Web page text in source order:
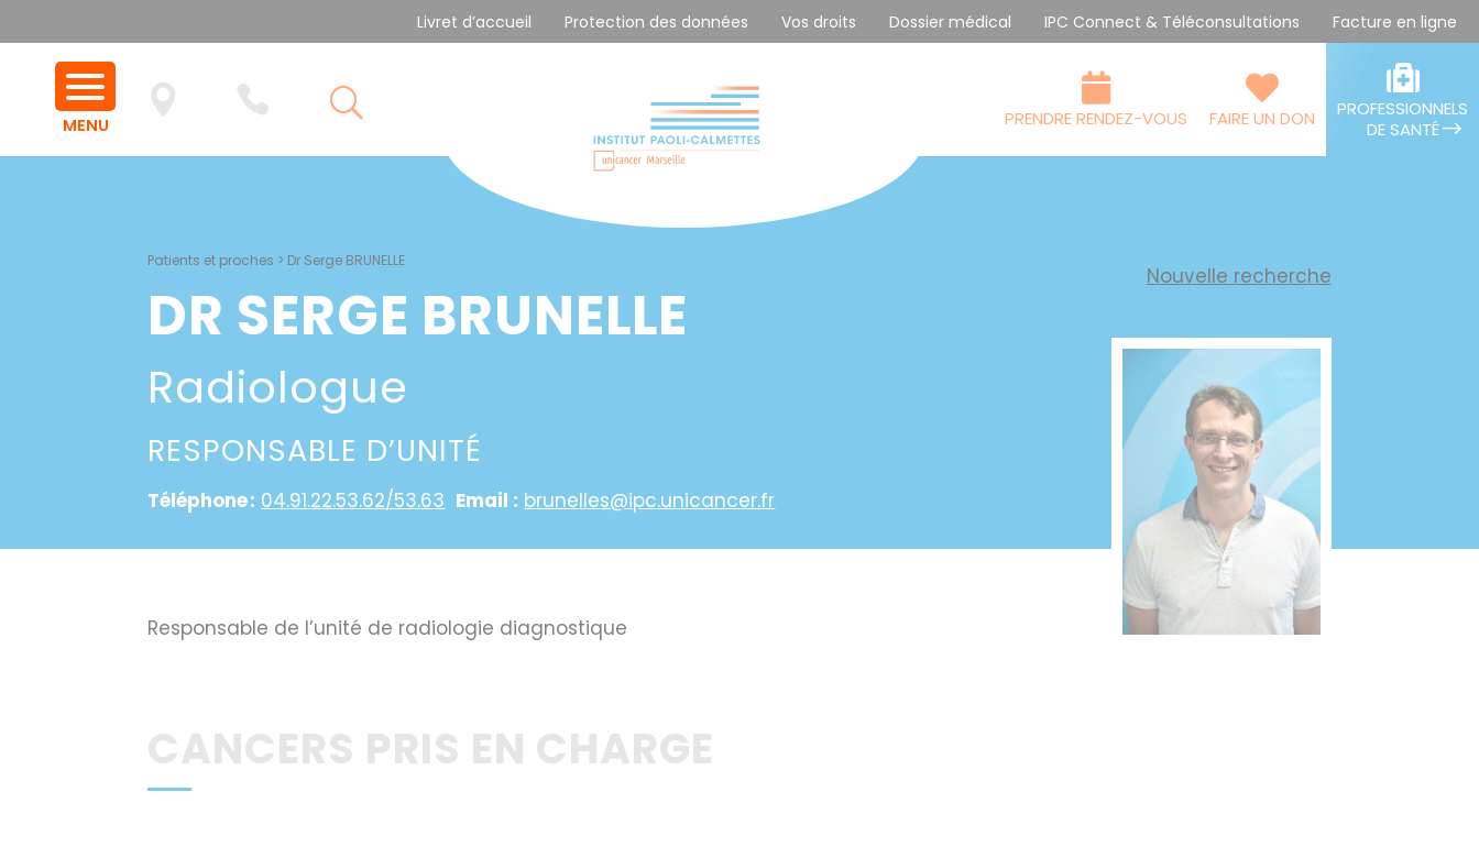
Livret d’accueil Protection des données Vos droits Dossier médical IPC Connect & Téléconsultations Facture en ligne
PROFESSIONNELS
DE SANTÉ
FAIRE UN DON
PRENDRE RENDEZ-VOUS
Patients et proches > Dr Serge BRUNELLE
DR SERGE BRUNELLE
Radiologue
RESPONSABLE D’UNITÉ
Téléphone : 04.91.22.53.62/53.63 Email : brunelles@ipc.unicancer.fr
Nouvelle recherche
Responsable de l’unité de radiologie diagnostique
CANCERS PRIS EN CHARGE